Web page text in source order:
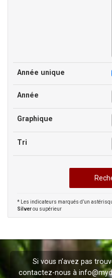
Année unique
Année
Graphique
Tri
* Les indicateurs marqués d’un
Silverou supérieur
Si vous n’avez pas
contactez-nous à